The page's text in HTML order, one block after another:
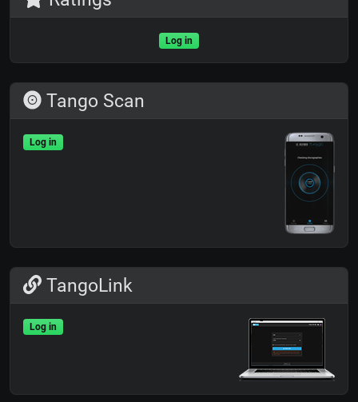
Log in
Tango Scan
Log in
TangoLink
Log in